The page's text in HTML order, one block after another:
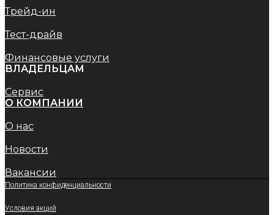
Трейд-ин
Тест-драйв
Финансовые услуги
ВЛАДЕЛЬЦАМ
Сервис
O КОМПАНИИ
О нас
Новости
Вакансии
Политика конфиденциальности
Условия акций